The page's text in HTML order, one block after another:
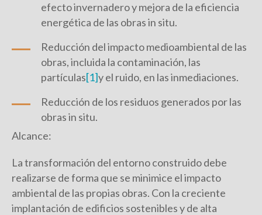
efecto invernadero y mejora de la eficiencia
energética de las obras in situ.
Reducción del impacto medioambiental de las
obras, incluida la contaminación, las
partículas[1]y el ruido, en las inmediaciones.
Reducción de los residuos generados por las
obras in situ.
Alcance:
La transformación del entorno construido debe
realizarse de forma que se minimice el impacto
ambiental de las propias obras. Con la creciente
implantación de edificios sostenibles y de alta